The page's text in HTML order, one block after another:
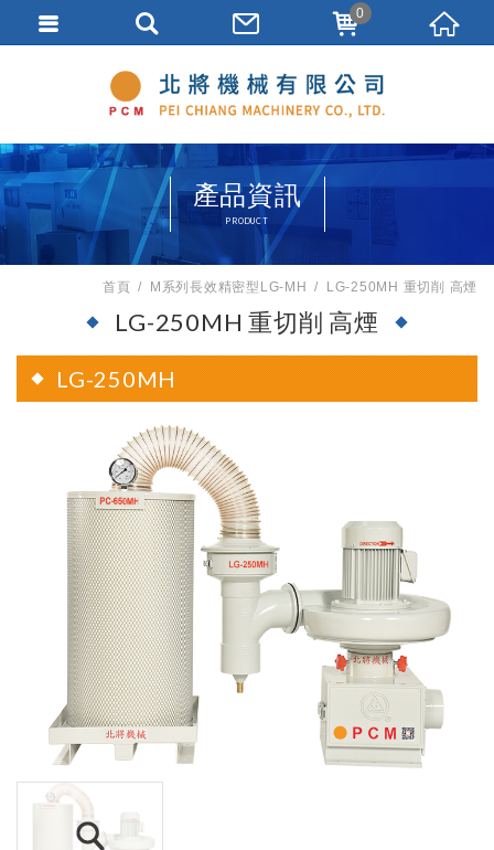
產品資訊
PRODUCT
首頁 M系列長效精密型LG-MH LG-250MH 重切削 高煙
LG-250MH 重切削 高煙
LG-250MH
0